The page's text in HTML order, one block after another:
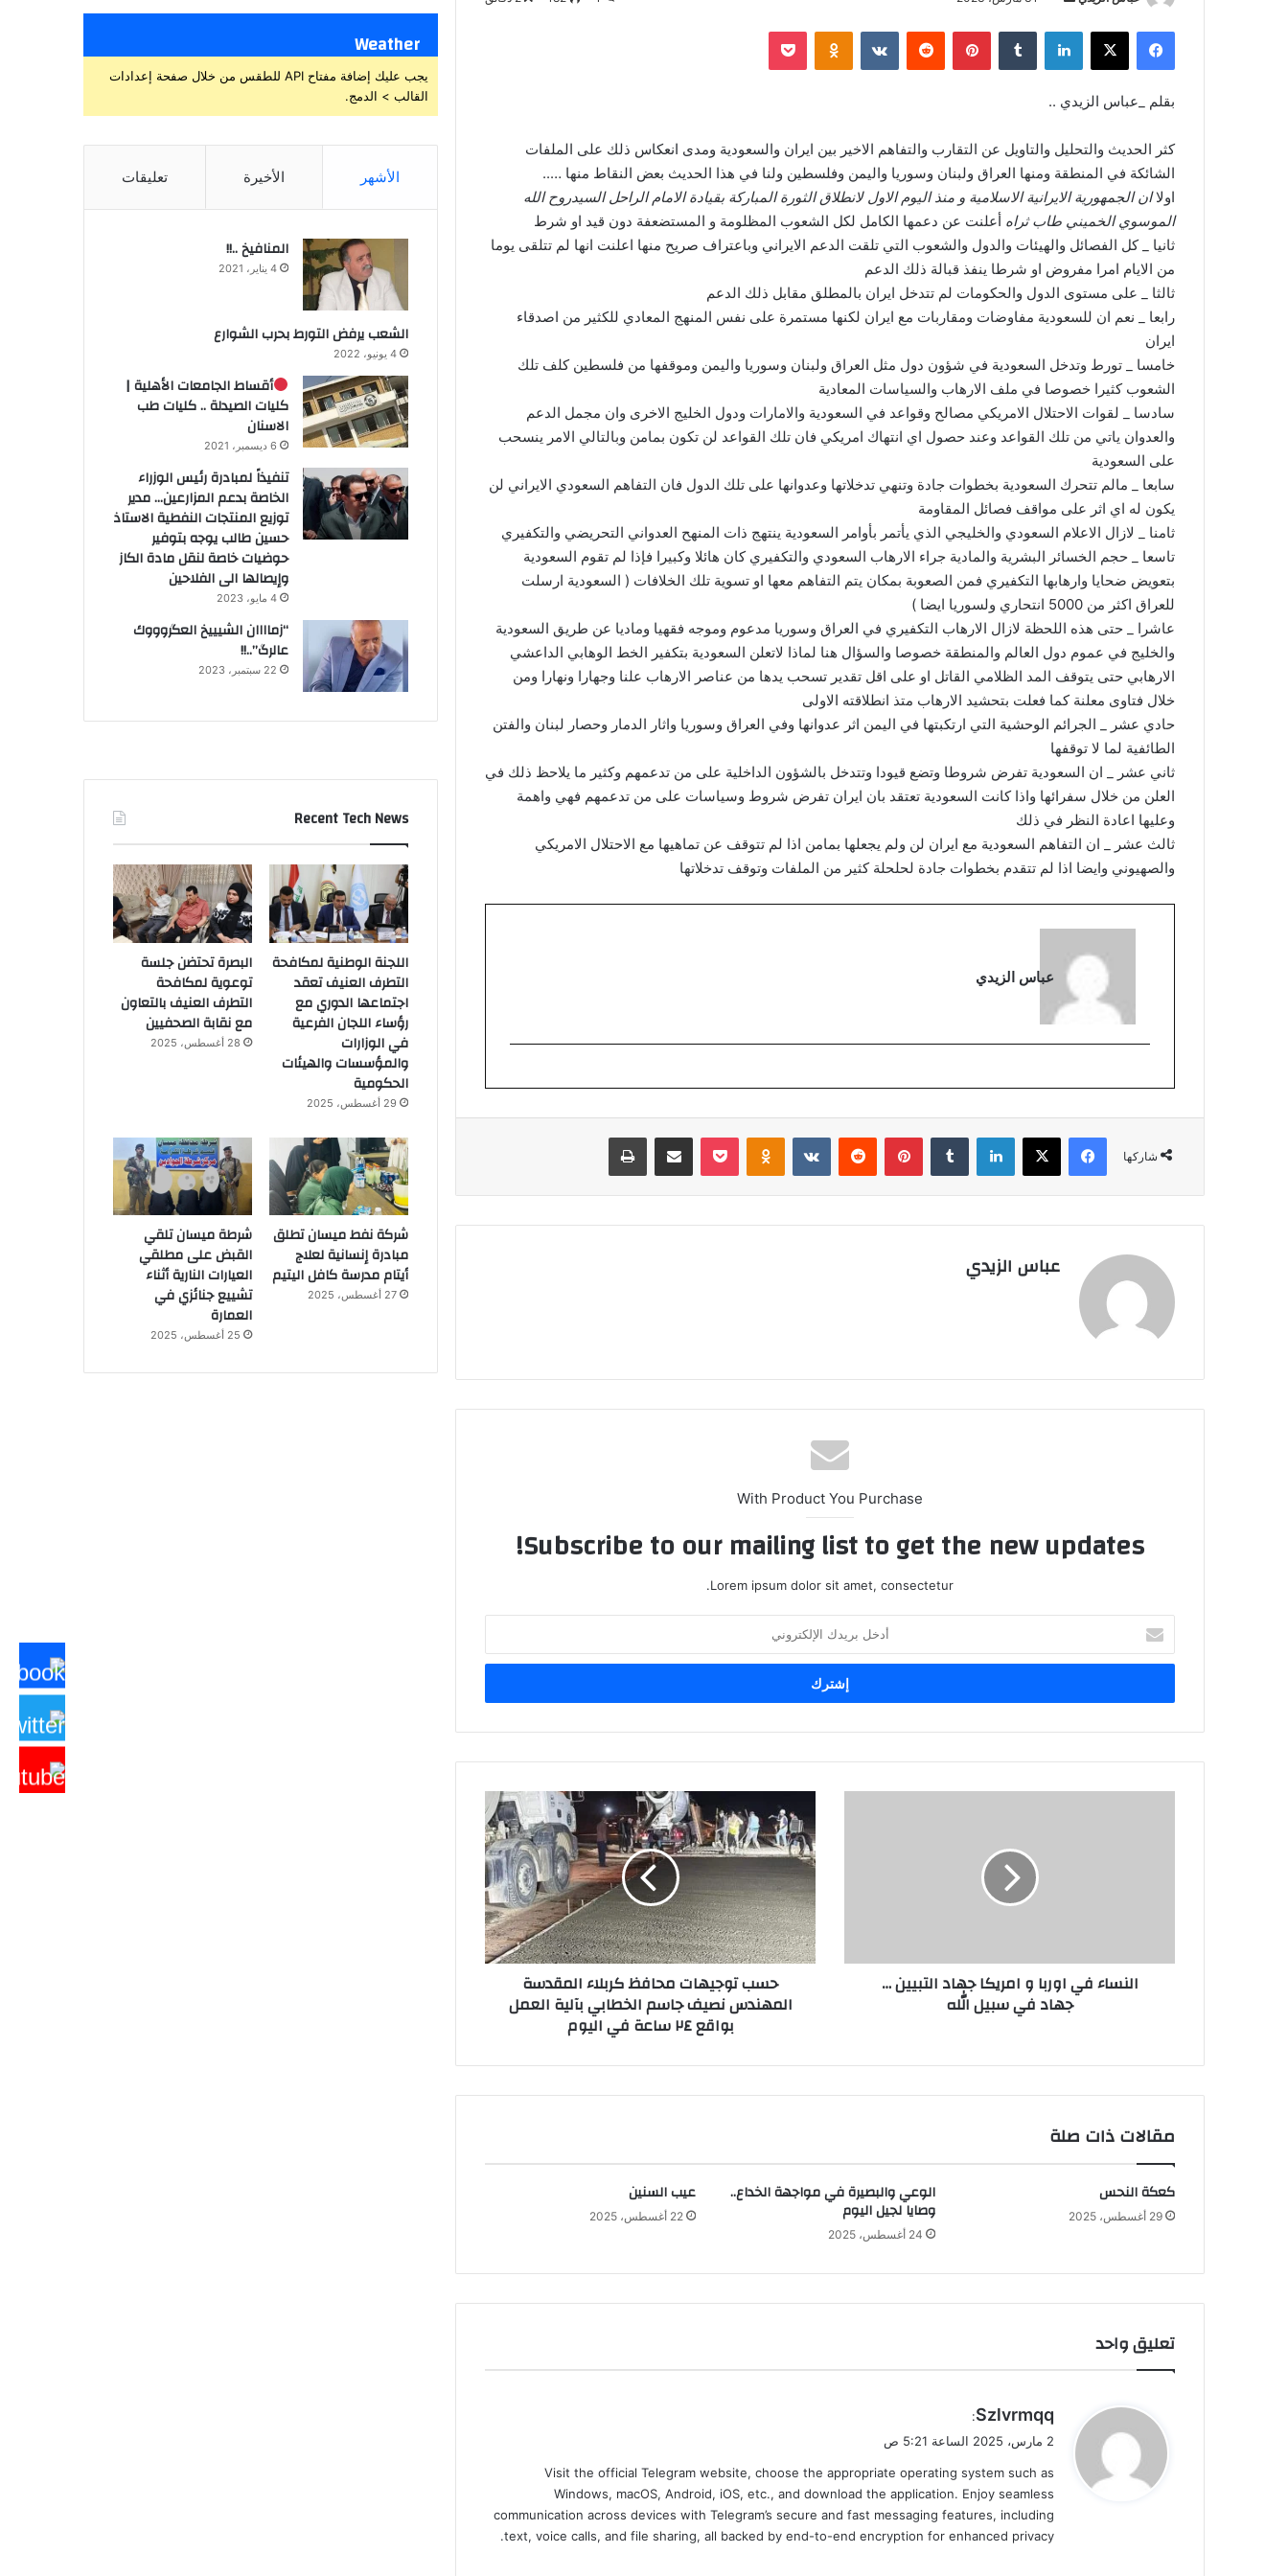
إلكترونيا
فيسبوك ‫X لينكدإن بينتيريست Odnoklassniki
‫Pocket
بقلم _عباس الزيدي ..
كثر الحديث والتحليل والتاويل عن التقارب والتفاهم الاخير بين ايران والسعودية ومدى انعكاس ذلك على الملفات
الشائكة في المنطقة ومنها العراق ولبنان وسوريا واليمن وفلسطين ولنا في هذا الحديث بعض النقاط منها …..
اولاان الجمهورية الايرانية الاسلامية و منذ اليوم الاول لانطلاق الثورة المباركة بقيادة الامام الراحل السيدروح الله
الموسوي الخميني طاب ثراه أعلنت عن دعمها الكامل لكل الشعوب المظلومة و المستضعفة دون قيد او شرط
ثانيا _ كل الفصائل والهيئات والدول والشعوب التي تلقت الدعم الايراني وباعتراف صريح منها اعلنت انها لم تتلقى يوما
من الايام امرا مفروض او شرطا ينفذ قبالة ذلك الدعم
ثالثا _ على مستوى الدول والحكومات لم تتدخل ايران بالمطلق مقابل ذلك الدعم
رابعا _ نعم ان للسعودية مفاوضات ومقاربات مع ايران لكنها مستمرة على نفس المنهج المعادي للكثير من اصدقاء
ايران
خامسا _ تورط وتدخل السعودية في شؤون دول مثل العراق ولبنان وسوريا واليمن وموقفها من فلسطين كلف تلك
الشعوب كثيرا خصوصا في ملف الارهاب والسياسات المعادية
سادسا _ لقوات الاحتلال الامريكي مصالح وقواعد في السعودية والامارات ودول الخليج الاخرى وان مجمل الدعم
والعدوان ياتي من تلك القواعد وعند حصول اي انتهاك امريكي فان تلك القواعد لن تكون بمامن وبالتالي الامر ينسحب
على السعودية
سابعا _ مالم تتحرك السعودية بخطوات جادة وتنهي تدخلاتها وعدوانها على تلك الدول فان التفاهم السعودي الايراني لن
يكون له اي اثر على مواقف فصائل المقاومة
ثامنا _ لازال الاعلام السعودي والخليجي الذي يأتمر بأوامر السعودية ينتهج ذات المنهح العدواني التحريضي والتكفيري
تاسعا _ حجم الخسائر البشرية والمادية جراء الارهاب السعودي والتكفيري كان هائلا وكبيرا فإذا لم تقوم السعودية
بتعويض ضحايا وارهابها التكفيري فمن الصعوبة بمكان يتم التفاهم معها او تسوية تلك الخلافات ( السعودية ارسلت
للعراق اكثر من 5000 انتحاري ولسوريا ايضا )
عاشرا _ حتى هذه اللحظة لازال الارهاب التكفيري في العراق وسوريا مدعوم وموجه فقهيا وماديا عن طريق السعودية
والخليج في عموم دول العالم والمنطقة خصوصا والسؤال هنا لماذا لاتعلن السعودية بتكفير الخط الوهابي الداعشي
الارهابي حتى يتوقف المد الظلامي القاتل او على اقل تقدير تسحب يدها من عناصر الارهاب علنا وجهارا ونهارا ومن
خلال فتاوى معلنة كما فعلت بتحشيد الارهاب متذ انطلاقته الاولى
حادي عشر _ الجرائم الوحشية التي ارتكبتها في اليمن اثر عدوانها وفي العراق وسوريا واثار الدمار وحصار لبنان والفتن
الطائفية لما لا توقفها
ثاني عشر _ ان السعودية تفرض شروطا وتضع قيودا وتتدخل بالشؤون الداخلية على من تدعمهم وكثير ما يلاحظ ذلك في
العلن من خلال سفرائها واذا كانت السعودية تعتقد بان ايران تفرض شروط وسياسات على من تدعمهم فهي واهمة
وعليها اعادة النظر في ذلك
ثالث عشر _ ان التفاهم السعودية مع ايران لن ولم يجعلها بمامن اذا لم تتوقف عن تماهيها مع الاحتلال الامريكي
والصهيوني وايضا اذا لم تتقدم بخطوات جادة لحلحلة كثير من الملفات وتوقف تدخلاتها
عباس الزيدي
شاركها
فيسبوك ‫X لينكدإن بينتيريست Odnoklassniki
‫Pocket مشاركة عبر البريد طباعة
عباس الزيدي
With Product You Purchase
Subscribe to our mailing list to get the new updates!
Lorem ipsum dolor sit amet, consectetur.
بريدك
الإلكتروني
جهاد
النساء في اوربا و امريكا جهاد التبيين …
جهاد في سبيل الله
توجيهات
محافظ
كربلاء
المقدسة
المهندس
نصيف
جاسم
الخطابي
العمل
حسب توجيهات محافظ كربلاء المقدسة
المهندس نصيف جاسم الخطابي بآلية العمل
بواقع ٢٤ ساعة في اليوم
مقالات ذات صلة
كعكة النحس
29 أغسطس، 2025
الوعي والبصيرة في مواجهة الخداع..
وصايا لجيل اليوم
24 أغسطس، 2025
عيب السنين
22 أغسطس، 2025
تعليق واحد
ي
ل
Szlvrmqq
:
2 مارس، 2025 الساعة 5:21 ص
Visit the official Telegram website, choose the appropriate operating system such as
Windows, macOS, Android, iOS, etc., and download the application. Enjoy seamless
communication across devices with Telegram’s secure and fast messaging features, including
text, voice calls, and file sharing, all backed by end-to-end encryption for enhanced privacy.
Weather
يجب عليك إضافة مفتاح API للطقس من خلال صفحة إعدادات
القالب > الدمج.
الأشهر الأخيرة تعليقات
المنافيخ ..!!
4 يناير، 2021
الشعب يرفض التورط بحرب الشوارع
4 يونيو، 2022
أقساط الجامعات الأهلية |
كليات الصيدلة .. كليات طب
الاسنان
6 ديسمبر، 2021
تنفيذاً لمبادرة رئيس الوزراء
الخاصة بدعم المزارعين… مدير
توزيع المنتجات النفطية الاستاذ
حسين طالب يوجه بتوفير
حوضيات خاصة لنقل مادة الكاز
وإيصالها الى الفلاحين
4 مايو، 2023
“زماااان الشيييخ العگروووك
عالرگ”..!!
22 سبتمبر، 2023
Recent Tech News
اللجنة الوطنية لمكافحة
التطرف العنيف تعقد
اجتماعها الدوري مع
رؤساء اللجان الفرعية
في الوزارات
والمؤسسات والهيئات
الحكومية
29 أغسطس، 2025
البصرة تحتضن جلسة
توعوية لمكافحة
التطرف العنيف بالتعاون
مع نقابة الصحفيين
28 أغسطس، 2025
شركة نفط ميسان تطلق
مبادرة إنسانية لعلاج
أيتام مدرسة كافل اليتيم
27 أغسطس، 2025
شرطة ميسان تلقي
القبض على مطلقي
العيارات النارية أثناء
تشييع جنائزي في
العمارة
25 أغسطس، 2025